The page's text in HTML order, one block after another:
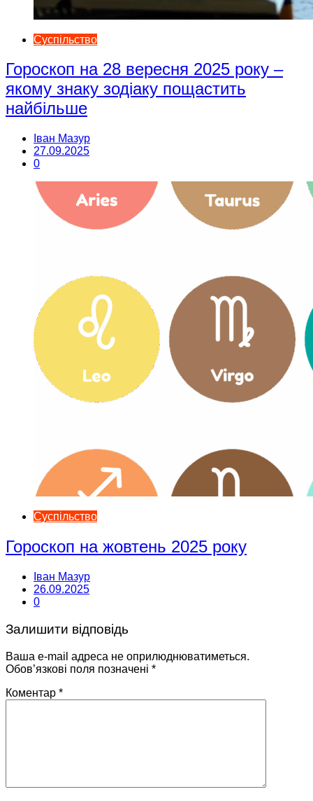
Суспільство
Гороскоп на 28 вересня 2025 року –
якому знаку зодіаку пощастить
найбільше
Іван Мазур
27.09.2025
0
Суспільство
Гороскоп на жовтень 2025 року
Іван Мазур
26.09.2025
0
Залишити відповідь
Ваша e-mail адреса не оприлюднюватиметься.
Обов’язкові поля позначені *
Коментар *